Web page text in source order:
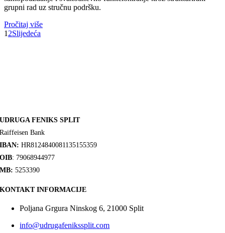
grupni rad uz stručnu podršku.
Pročitaj više
1 2Slijedeća
UDRUGA FENIKS SPLIT
Raiffeisen Bank
IBAN: HR8124840081135155359
OIB: 79068944977
MB: 5253390
KONTAKT INFORMACIJE
Poljana Grgura Ninskog 6, 21000 Split
info@udrugafenikssplit.com